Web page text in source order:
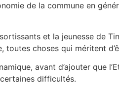
de la commune en
et la jeunesse de
choses qui méritent
avant d’ajouter que
difficultés.